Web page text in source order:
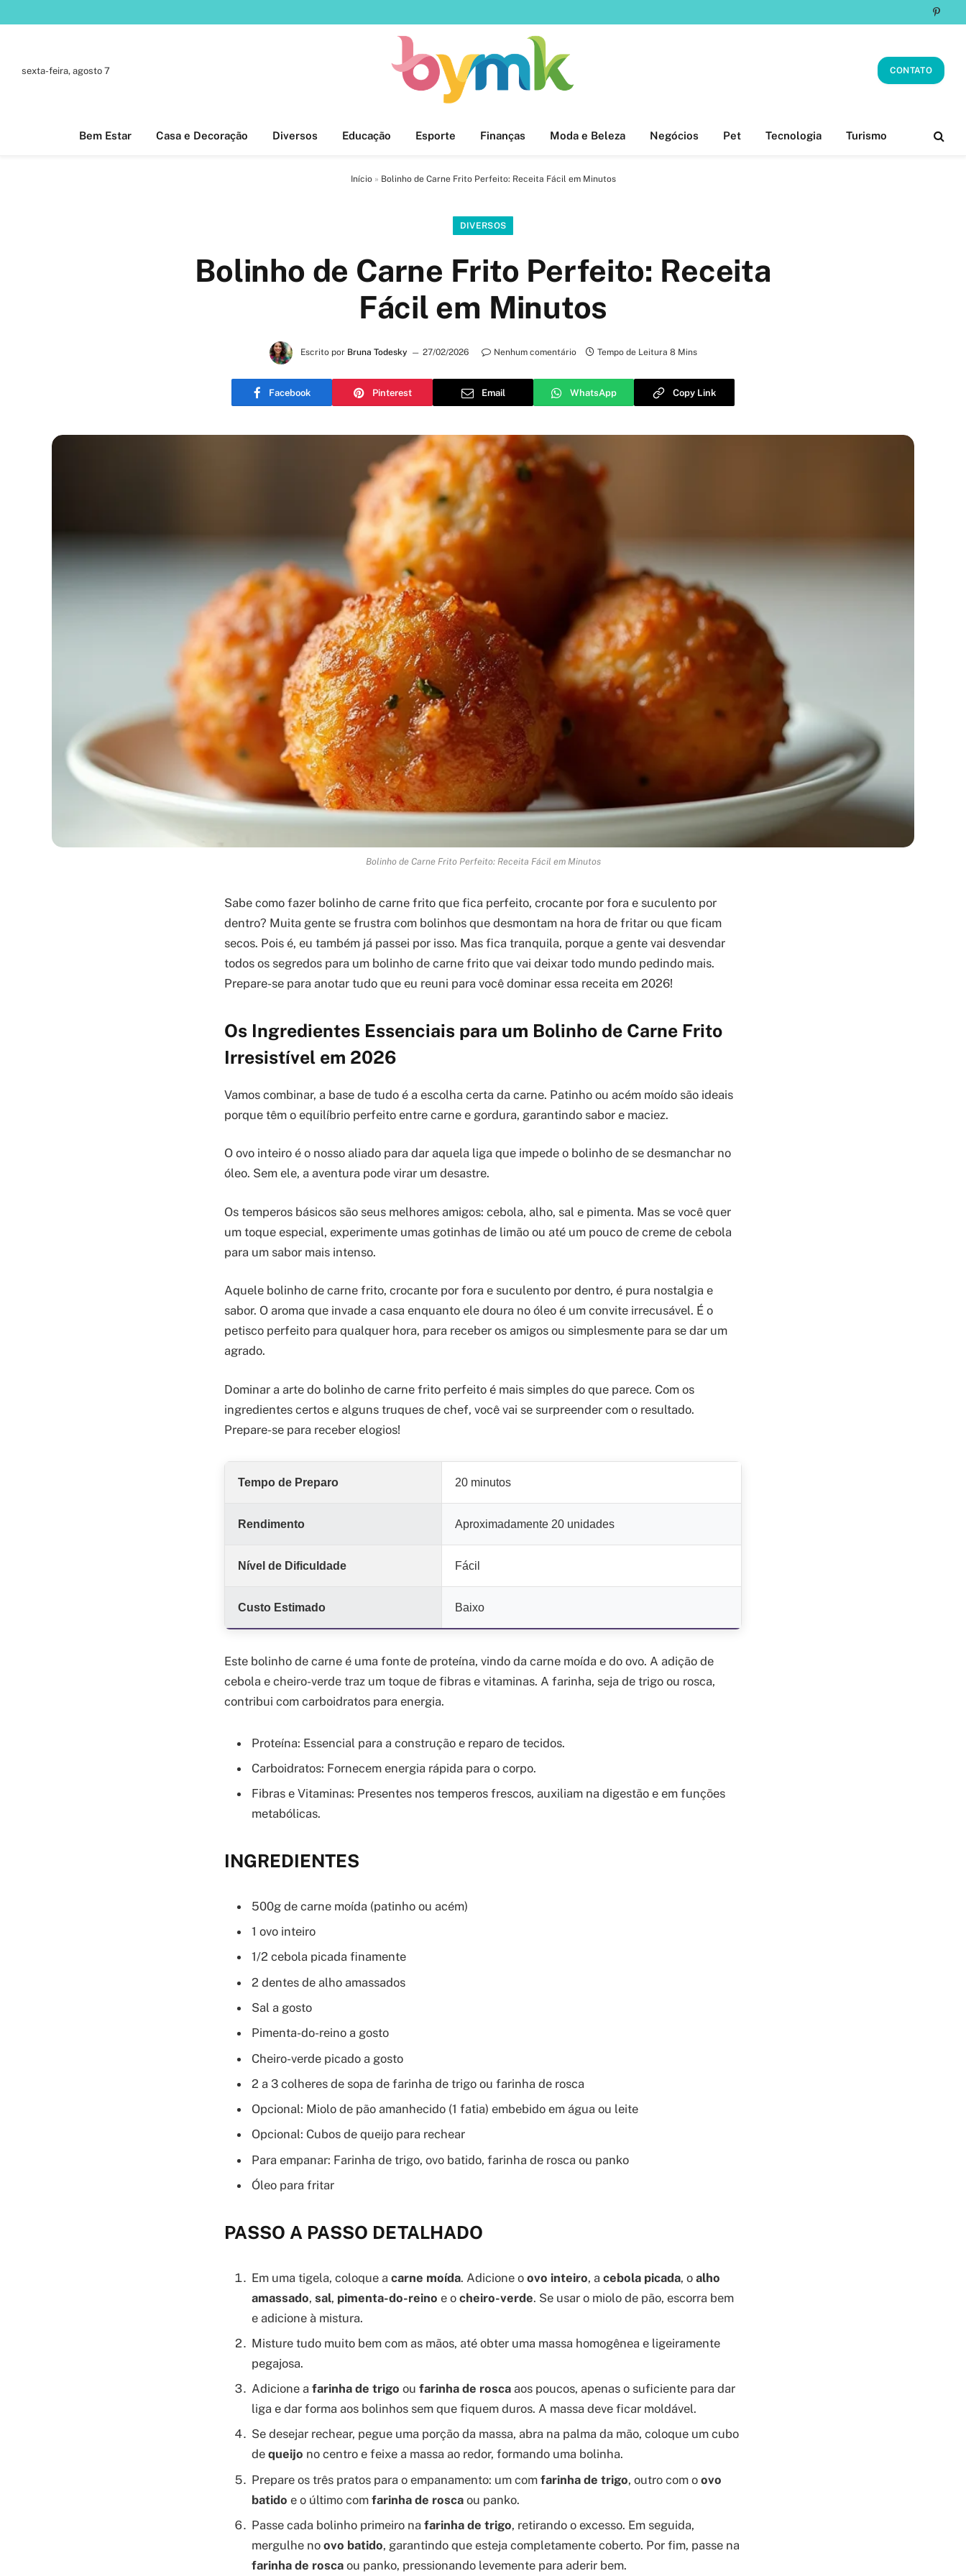
sexta-feira, agosto 7 CONTATO
Bem Estar Casa e Decoração Diversos Educação Esporte Finanças Moda e Beleza Negócios Pet Tecnologia Turismo
Início» Bolinho de Carne Frito Perfeito: Receita Fácil em Minutos
DIVERSOS
Bolinho de Carne Frito Perfeito: Receita
Fácil em Minutos
Escrito por Bruna Todesky 27/02/2026 Nenhum comentário Tempo de Leitura 8 Mins
Facebook Pinterest Email WhatsApp Copy Link
Bolinho de Carne Frito Perfeito: Receita Fácil em Minutos
Sabe como fazer bolinho de carne frito que fica perfeito, crocante por fora e suculento por
dentro? Muita gente se frustra com bolinhos que desmontam na hora de fritar ou que ficam
secos. Pois é, eu também já passei por isso. Mas fica tranquila, porque a gente vai desvendar
todos os segredos para um bolinho de carne frito que vai deixar todo mundo pedindo mais.
Prepare-se para anotar tudo que eu reuni para você dominar essa receita em 2026!
Os Ingredientes Essenciais para um Bolinho de Carne Frito
Irresistível em 2026
Vamos combinar, a base de tudo é a escolha certa da carne. Patinho ou acém moído são ideais
porque têm o equilíbrio perfeito entre carne e gordura, garantindo sabor e maciez.
O ovo inteiro é o nosso aliado para dar aquela liga que impede o bolinho de se desmanchar no
óleo. Sem ele, a aventura pode virar um desastre.
Os temperos básicos são seus melhores amigos: cebola, alho, sal e pimenta. Mas se você quer
um toque especial, experimente umas gotinhas de limão ou até um pouco de creme de cebola
para um sabor mais intenso.
Aquele bolinho de carne frito, crocante por fora e suculento por dentro, é pura nostalgia e
sabor. O aroma que invade a casa enquanto ele doura no óleo é um convite irrecusável. É o
petisco perfeito para qualquer hora, para receber os amigos ou simplesmente para se dar um
agrado.
Dominar a arte do bolinho de carne frito perfeito é mais simples do que parece. Com os
ingredientes certos e alguns truques de chef, você vai se surpreender com o resultado.
Prepare-se para receber elogios!
Tempo de Preparo 20 minutos
Rendimento Aproximadamente 20 unidades
Nível de Dificuldade Fácil
Custo Estimado Baixo
Este bolinho de carne é uma fonte de proteína, vindo da carne moída e do ovo. A adição de
cebola e cheiro-verde traz um toque de fibras e vitaminas. A farinha, seja de trigo ou rosca,
contribui com carboidratos para energia.
Proteína: Essencial para a construção e reparo de tecidos.
Carboidratos: Fornecem energia rápida para o corpo.
Fibras e Vitaminas: Presentes nos temperos frescos, auxiliam na digestão e em funções
metabólicas.
INGREDIENTES
500g de carne moída (patinho ou acém)
1 ovo inteiro
1/2 cebola picada finamente
2 dentes de alho amassados
Sal a gosto
Pimenta-do-reino a gosto
Cheiro-verde picado a gosto
2 a 3 colheres de sopa de farinha de trigo ou farinha de rosca
Opcional: Miolo de pão amanhecido (1 fatia) embebido em água ou leite
Opcional: Cubos de queijo para rechear
Para empanar: Farinha de trigo, ovo batido, farinha de rosca ou panko
Óleo para fritar
PASSO A PASSO DETALHADO
Em uma tigela, coloque a carne moída. Adicione o ovo inteiro, a cebola picada, o alho
amassado, sal, pimenta-do-reino e o cheiro-verde. Se usar o miolo de pão, escorra bem
e adicione à mistura.
Misture tudo muito bem com as mãos, até obter uma massa homogênea e ligeiramente
pegajosa.
Adicione a farinha de trigo ou farinha de rosca aos poucos, apenas o suficiente para dar
liga e dar forma aos bolinhos sem que fiquem duros. A massa deve ficar moldável.
Se desejar rechear, pegue uma porção da massa, abra na palma da mão, coloque um cubo
de queijo no centro e feixe a massa ao redor, formando uma bolinha.
Prepare os três pratos para o empanamento: um com farinha de trigo, outro com o ovo
batido e o último com farinha de rosca ou panko.
Passe cada bolinho primeiro na farinha de trigo, retirando o excesso. Em seguida,
mergulhe no ovo batido, garantindo que esteja completamente coberto. Por fim, passe na
farinha de rosca ou panko, pressionando levemente para aderir bem.